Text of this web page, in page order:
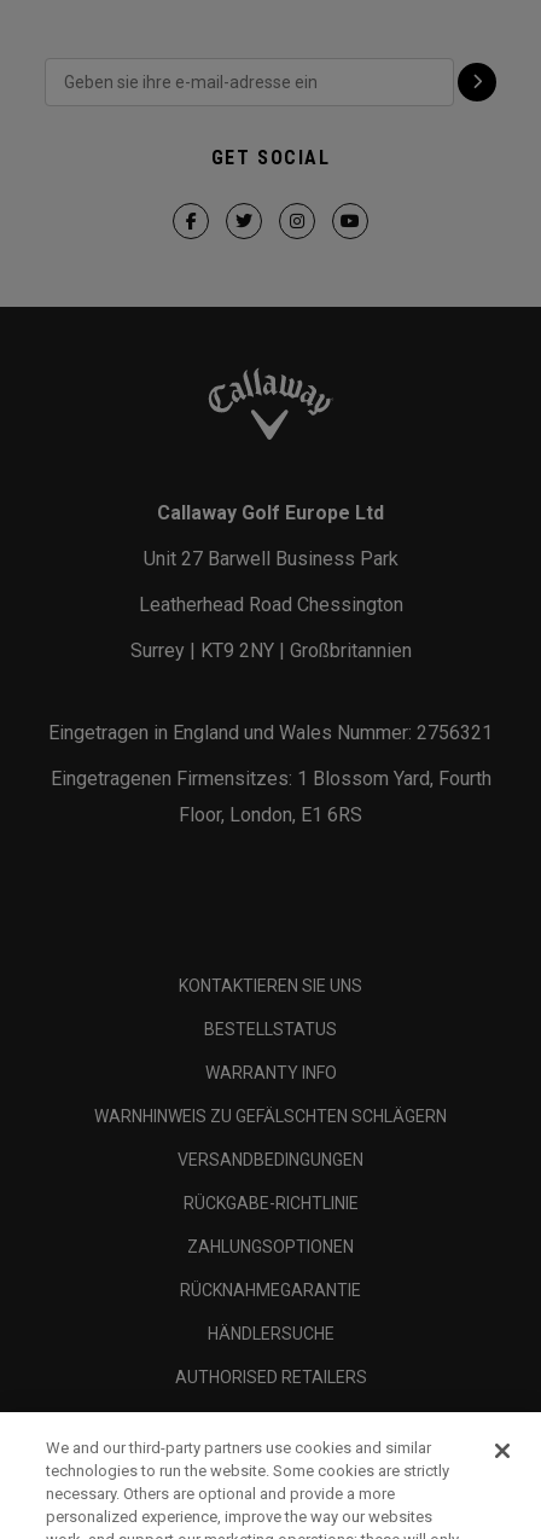
GET SOCIAL
Callaway Golf Europe Ltd
Unit 27 Barwell Business Park
Leatherhead Road Chessington
Surrey | KT9 2NY | Großbritannien
Eingetragen in England und Wales Nummer: 2756321
Eingetragenen Firmensitzes: 1 Blossom Yard, Fourth
Floor, London, E1 6RS
KONTAKTIEREN SIE UNS
BESTELLSTATUS
WARRANTY INFO
WARNHINWEIS ZU GEFÄLSCHTEN SCHLÄGERN
VERSANDBEDINGUNGEN
RÜCKGABE-RICHTLINIE
ZAHLUNGSOPTIONEN
RÜCKNAHMEGARANTIE
HÄNDLERSUCHE
AUTHORISED RETAILERS
UNTERNEHMENSPROFIL
RECHTLICHES-
We and our third-party partners use cookies and similar
technologies to run the website. Some cookies are strictly
necessary. Others are optional and provide a more
personalized experience, improve the way our websites